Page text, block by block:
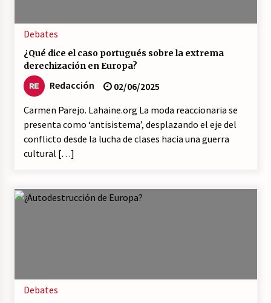
Debates
¿Qué dice el caso portugués sobre la extrema
derechización en Europa?
Redacción
02/06/2025
Carmen Parejo. Lahaine.org La moda reaccionaria se
presenta como ‘antisistema’, desplazando el eje del
conflicto desde la lucha de clases hacia una guerra
cultural […]
Debates